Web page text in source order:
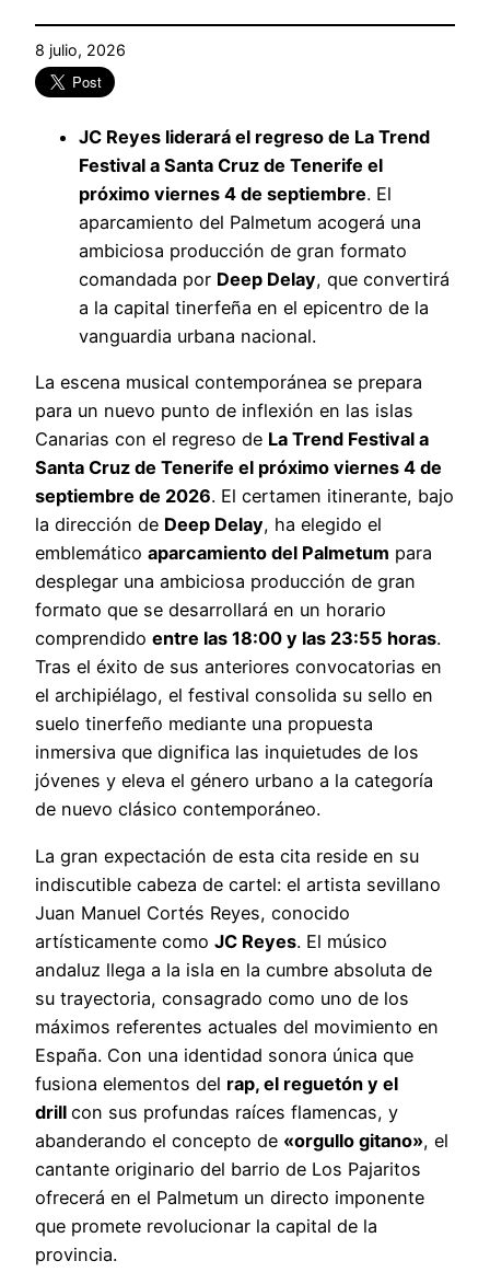
8 julio, 2026
JC Reyes liderará el regreso de La Trend
Festival a Santa Cruz de Tenerife el
próximo viernes 4 de septiembre. El
aparcamiento del Palmetum acogerá una
ambiciosa producción de gran formato
comandada por Deep Delay, que convertirá
a la capital tinerfeña en el epicentro de la
vanguardia urbana nacional.
La escena musical contemporánea se prepara
para un nuevo punto de inflexión en las islas
Canarias con el regreso de La Trend Festival a
Santa Cruz de Tenerife el próximo viernes 4 de
septiembre de 2026. El certamen itinerante, bajo
la dirección de Deep Delay, ha elegido el
emblemático aparcamiento del Palmetum para
desplegar una ambiciosa producción de gran
formato que se desarrollará en un horario
comprendido entre las 18:00 y las 23:55 horas.
Tras el éxito de sus anteriores convocatorias en
el archipiélago, el festival consolida su sello en
suelo tinerfeño mediante una propuesta
inmersiva que dignifica las inquietudes de los
jóvenes y eleva el género urbano a la categoría
de nuevo clásico contemporáneo.
La gran expectación de esta cita reside en su
indiscutible cabeza de cartel: el artista sevillano
Juan Manuel Cortés Reyes, conocido
artísticamente como JC Reyes. El músico
andaluz llega a la isla en la cumbre absoluta de
su trayectoria, consagrado como uno de los
máximos referentes actuales del movimiento en
España. Con una identidad sonora única que
fusiona elementos del rap, el reguetón y el
drill con sus profundas raíces flamencas, y
abanderando el concepto de «orgullo gitano», el
cantante originario del barrio de Los Pajaritos
ofrecerá en el Palmetum un directo imponente
que promete revolucionar la capital de la
provincia.